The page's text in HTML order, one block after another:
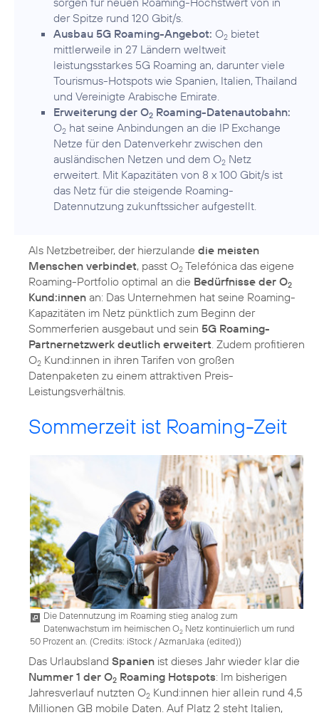
der Spitze rund 120 Gbit/s.
Ausbau 5G Roaming-Angebot: O2 bietet
mittlerweile in 27 Ländern weltweit
leistungsstarkes 5G Roaming an, darunter viele
Tourismus-Hotspots wie Spanien, Italien, Thailand
und Vereinigte Arabische Emirate.
Erweiterung der O2 Roaming-Datenautobahn:
O2 hat seine Anbindungen an die IP Exchange
Netze für den Datenverkehr zwischen den
ausländischen Netzen und dem O2 Netz
erweitert. Mit Kapazitäten von 8 x 100 Gbit/s ist
das Netz für die steigende Roaming-
Datennutzung zukunftssicher aufgestellt.
Als Netzbetreiber, der hierzulande die meisten
Menschen verbindet, passt O2 Telefónica das eigene
Roaming-Portfolio optimal an die Bedürfnisse der O2
Kund:innen an: Das Unternehmen hat seine Roaming-
Kapazitäten im Netz pünktlich zum Beginn der
Sommerferien ausgebaut und sein 5G Roaming-
Partnernetzwerk deutlich erweitert . Zudem profitieren
O2 Kund:innen in ihren Tarifen von großen
Datenpaketen zu einem attraktiven Preis-
Leistungsverhältnis.
Sommerzeit ist Roaming-Zeit
Die Datennutzung im Roaming stieg analog zum
Datenwachstum im heimischen O2 Netz kontinuierlich um rund
50 Prozent an. (Credits: iStock / AzmanJaka (edited))
Das Urlaubsland Spanien ist dieses Jahr wieder klar die
Nummer 1 der O2 Roaming Hotspots: Im bisherigen
Jahresverlauf nutzten O2 Kund:innen hier allein rund 4,5
Millionen GB mobile Daten. Auf Platz 2 steht Italien,